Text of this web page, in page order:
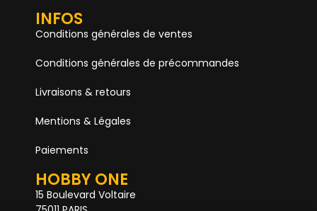
INFOS
Conditions générales de ventes
Conditions générales de précommandes
Livraisons & retours
Mentions & Légales
Paiements
HOBBY ONE
15 Boulevard Voltaire